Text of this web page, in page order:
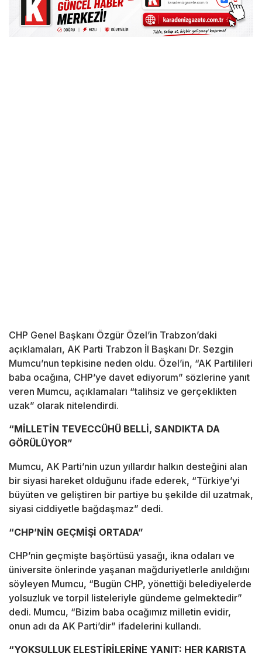
CHP Genel Başkanı Özgür Özel’in Trabzon’daki
açıklamaları, AK Parti Trabzon İl Başkanı Dr. Sezgin
Mumcu’nun tepkisine neden oldu. Özel’in, “AK Partilileri
baba ocağına, CHP’ye davet ediyorum” sözlerine yanıt
veren Mumcu, açıklamaları “talihsiz ve gerçeklikten
uzak” olarak nitelendirdi.
“MİLLETİN TEVECCÜHÜ BELLİ, SANDIKTA DA
GÖRÜLÜYOR”
Mumcu, AK Parti’nin uzun yıllardır halkın desteğini alan
bir siyasi hareket olduğunu ifade ederek, “Türkiye’yi
büyüten ve geliştiren bir partiye bu şekilde dil uzatmak,
siyasi ciddiyetle bağdaşmaz” dedi.
“CHP’NİN GEÇMİŞİ ORTADA”
CHP’nin geçmişte başörtüsü yasağı, ikna odaları ve
üniversite önlerinde yaşanan mağduriyetlerle anıldığını
söyleyen Mumcu, “Bugün CHP, yönettiği belediyelerde
yolsuzluk ve torpil listeleriyle gündeme gelmektedir”
dedi. Mumcu, “Bizim baba ocağımız milletin evidir,
onun adı da AK Parti’dir” ifadelerini kullandı.
“YOKSULLUK ELEŞTİRİLERİNE YANIT: HER KARIŞTA